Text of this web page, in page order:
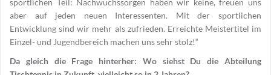
sportlichen Teil: Nachwuchssorgen haben wir keine, freuen uns
aber auf jeden neuen Interessenten. Mit der sportlichen
Entwicklung sind wir mehr als zufrieden. Erreichte Meistertitel im
Einzel- und Jugendbereich machen uns sehr stolz!“
Da gleich die Frage hinterher: Wo siehst Du die Abteilung